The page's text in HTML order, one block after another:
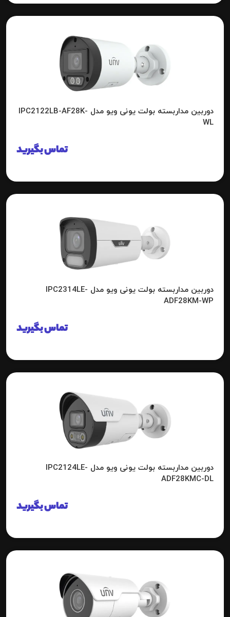
دوربین مداربسته بولت یونی ویو مدل IPC2122LB-AF28K-
WL
تماس بگیرید
دوربین مداربسته بولت یونی ویو مدل IPC2314LE-
ADF28KM-WP
تماس بگیرید
دوربین مداربسته بولت یونی ویو مدل IPC2124LE-
ADF28KMC-DL
تماس بگیرید